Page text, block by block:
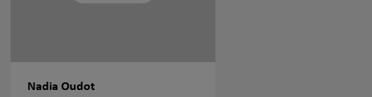
Nadia Oudot